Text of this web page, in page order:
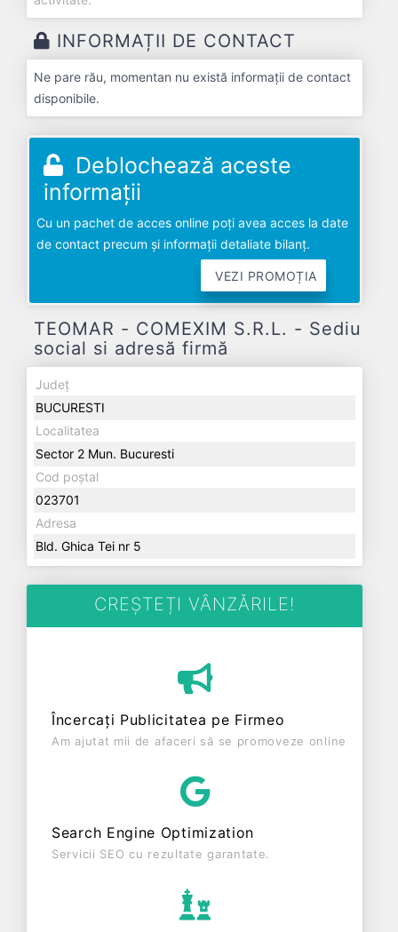
INFORMAȚII DE CONTACT
Ne pare rău, momentan nu există informații de contact
disponibile.
Deblochează aceste
informații
Cu un pachet de acces online poți avea acces la date
de contact precum și informații detaliate bilanț.
VEZI PROMOȚIA
TEOMAR - COMEXIM S.R.L. - Sediu
social si adresă firmă
Județ
BUCURESTI
Localitatea
Sector 2 Mun. Bucuresti
Cod poștal
023701
Adresa
Bld. Ghica Tei nr 5
CREȘTEȚI VÂNZĂRILE!
Încercați Publicitatea pe Firmeo
Am ajutat mii de afaceri să se promoveze online
Search Engine Optimization
Servicii SEO cu rezultate garantate.